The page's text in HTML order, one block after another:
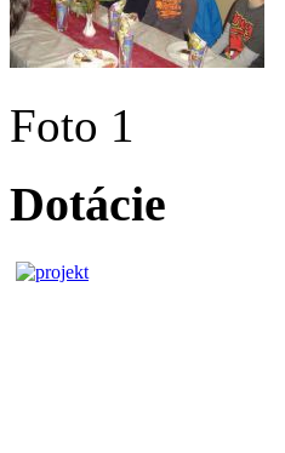
Foto 1
Dotácie